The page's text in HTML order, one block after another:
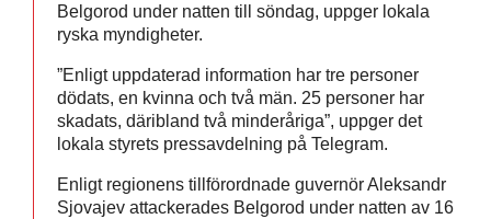
Belgorod under natten till söndag, uppger lokala
ryska myndigheter.
”Enligt uppdaterad information har tre personer
dödats, en kvinna och två män. 25 personer har
skadats, däribland två minderåriga”, uppger det
lokala styrets pressavdelning på Telegram.
Enligt regionens tillförordnade guvernör Aleksandr
Sjovajev attackerades Belgorod under natten av 16